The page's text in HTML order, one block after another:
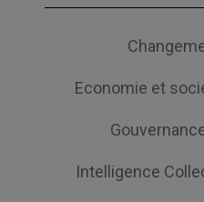
Economie et
Intelligence